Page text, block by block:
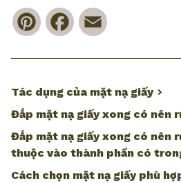
PinterestFacebook
Tác dụng của mặt nạ giấy
Đắp mặt nạ giấy xong có nên
Đắp mặt nạ giấy xong có nên
thuộc vào thành phần có
Cách chọn mặt nạ giấy phù